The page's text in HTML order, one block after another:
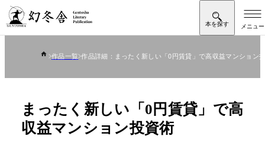
作品一覧 作品詳細：まったく新しい「0円賃貸」で高収益マンション
まったく新しい「0円賃貸」で高
収益マンション投資術